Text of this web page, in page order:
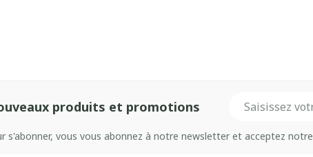
produits et promotions
s'abonner, vous vous abonnez à notre newsletter et acceptez notre